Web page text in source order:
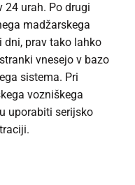
24 urah. Po drugi
madžarskega
dni, prav tako lahko
vnesejo v bazo
sistema. Pri
vozniškega
uporabiti serijsko